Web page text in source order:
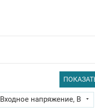
Входное напряжение, В